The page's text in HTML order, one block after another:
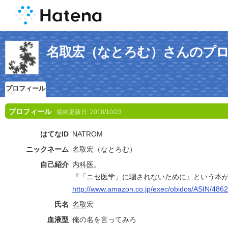
名取宏（なとろむ）さんのプ
プロフィール
プロフィール 最終更新日: 2018/10/23
はてなID NATROM
ニックネーム 名取宏（なとろむ）
自己紹介 内科医。
『「ニセ医学 」に騙されないために』という本
http://www.amazon.co.jp/exec/obidos/ASIN/
氏名 名取宏
血液型 俺の名を言ってみろ